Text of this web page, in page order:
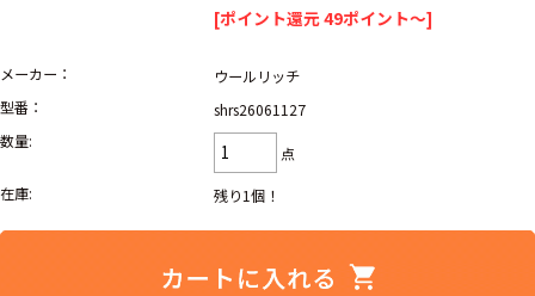
Search by Item アイテムから探す
スウェット
半袖シャツ
[ポイント還元 49ポイント～]
メーカー：
ウールリッチ
型番：
shrs26061127
数量:
点
在庫:
残り1個！